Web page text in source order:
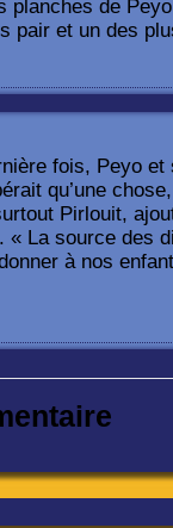
planches de
pair et un des
fois, Peyo
qu’une
Pirlouit,
« La source des
à nos